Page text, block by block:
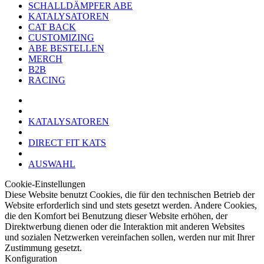
SCHALLDÄMPFER ABE
KATALYSATOREN
CAT BACK
CUSTOMIZING
ABE BESTELLEN
MERCH
B2B
RACING
KATALYSATOREN
DIRECT FIT KATS
AUSWAHL
Cookie-Einstellungen
Diese Website benutzt Cookies, die für den technischen Betrieb der
Website erforderlich sind und stets gesetzt werden. Andere Cookies,
die den Komfort bei Benutzung dieser Website erhöhen, der
Direktwerbung dienen oder die Interaktion mit anderen Websites
und sozialen Netzwerken vereinfachen sollen, werden nur mit Ihrer
Zustimmung gesetzt.
Konfiguration